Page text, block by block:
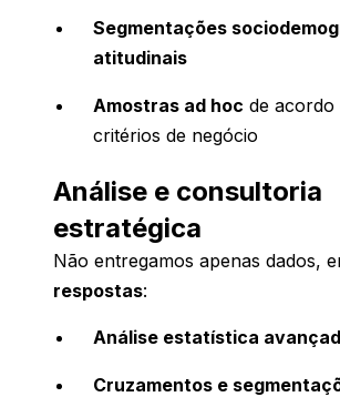
Segmentações
atitudinais
Amostras ad hoc de acordo
critérios de negócio
Análise e consultoria
estratégica
Não entregamos apenas dados,
respostas:
Análise estatística
Cruzamentos e